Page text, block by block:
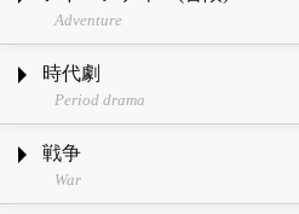
Adventure
時代劇
Period drama
戦争
War